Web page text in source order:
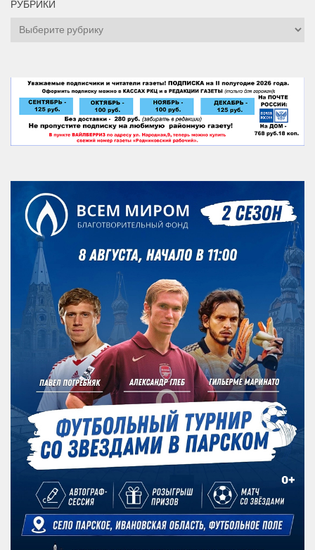
РУБРИКИ
Рубрики